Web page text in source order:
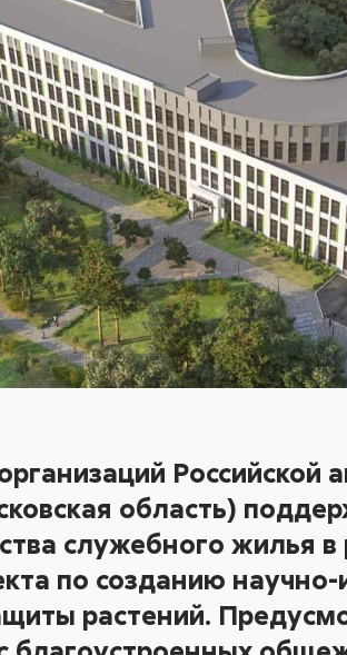
Российской
область)
служебного жилья
по созданию научно-
растений.